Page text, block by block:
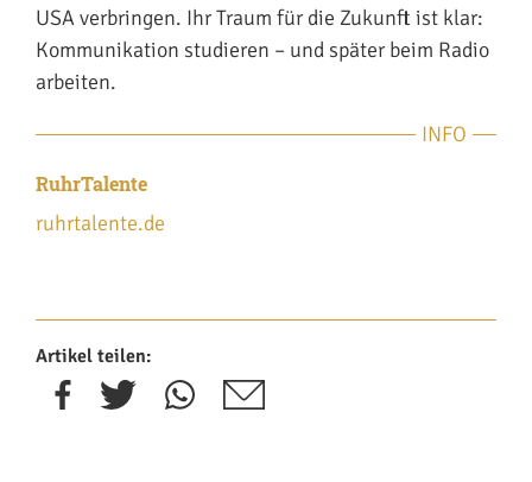
USA verbringen. Ihr Traum für die Zukunft ist klar:
Kommunikation studieren – und später beim Radio
arbeiten.
INFO
RuhrTalente
ruhrtalente.de
Artikel teilen: